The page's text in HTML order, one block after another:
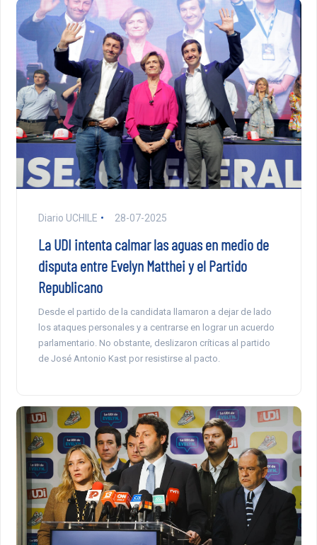
Diario UCHILE 28-07-2025
La UDI intenta calmar las aguas en medio de
disputa entre Evelyn Matthei y el Partido
Republicano
Desde el partido de la candidata llamaron a dejar de lado
los ataques personales y a centrarse en lograr un acuerdo
parlamentario. No obstante, deslizaron críticas al partido
de José Antonio Kast por resistirse al pacto.